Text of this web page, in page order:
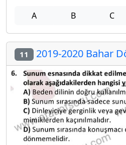
A B C
11 2019-2020 Bahar